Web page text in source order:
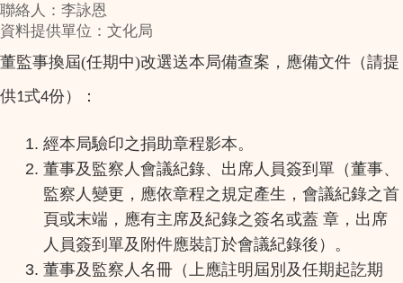
聯絡人：李詠恩
資料提供單位：文化局
董監事換屆(任期中)改選送本局備查案，應備文件（請提
供1式4份）：
經本局驗印之捐助章程影本。
董事及監察人會議紀錄、出席人員簽到單（董事、
監察人變更，應依章程之規定產生，會議紀錄之首
頁或末端，應有主席及紀錄之簽名或蓋 章，出席
人員簽到單及附件應裝訂於會議紀錄後）。
董事及監察人名冊（上應註明屆別及任期起訖期